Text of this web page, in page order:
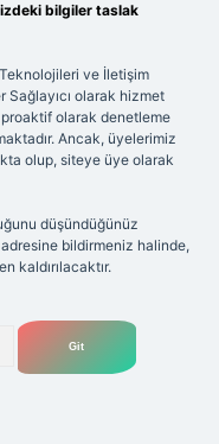
bilgiler taslak
ve İletişim
Sağlayıcı olarak hizmet
olarak denetleme
Ancak, üyelerimiz
olup, siteye üye olarak
düşündüğünüz
adresine bildirmeniz halinde,
kaldırılacaktır.